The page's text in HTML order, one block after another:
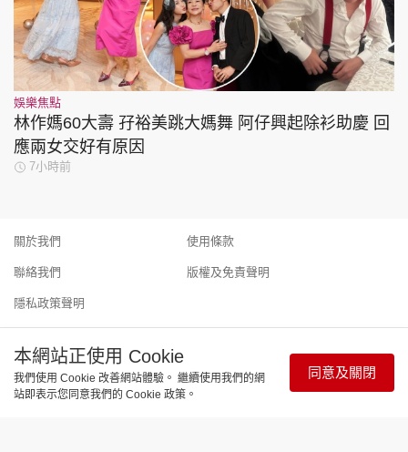
娛樂焦點
林作媽60大壽 孖裕美跳大媽舞 阿仔興起除衫助慶 回
應兩女交好有原因
7小時前
關於我們
聯絡我們
隱私政策聲明
使用條款
版權及免責聲明
Copyright © 東周網 版權所有 . 不得轉載 ©Eastweek.com.hk. All
rights reserved.
本網站正使用 Cookie
我們使用 Cookie 改善網站體驗。 繼續使用我們的網
站即表示您同意我們的 Cookie 政策。
同意及關閉